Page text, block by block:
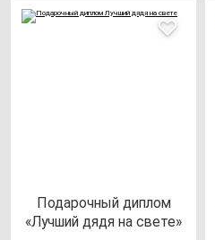
Пода­роч­ный дип­лом
«Луч­ший дя­дя на све­те»